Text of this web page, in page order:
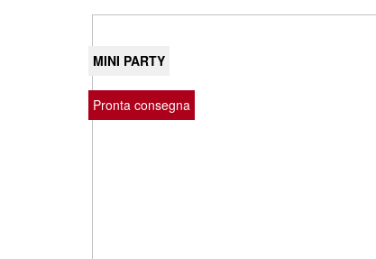
Pronta consegna
MINI PARTY